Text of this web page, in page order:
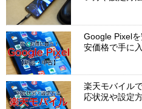
Google Pixel
安価格で手に
楽天モバイル
応状況や設定